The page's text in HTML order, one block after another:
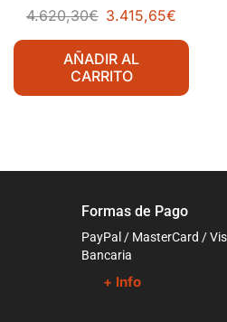
4.620,30€ 3.415,65€
AÑADIR AL
CARRITO
Formas de Pago
PayPal / MasterCard /
Bancaria
+ Info